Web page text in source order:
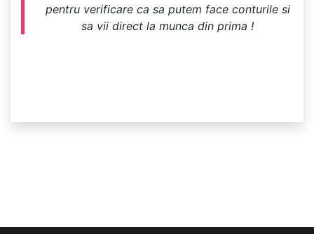
pentru verificare ca sa putem face conturile si
sa vii direct la munca din prima !